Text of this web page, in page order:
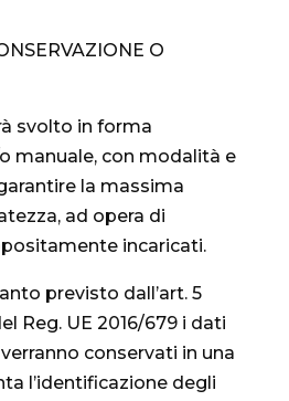
O
svolto in forma
manuale, con modalità e
la massima
ad opera di
incaricati.
previsto dall’art. 5
Reg. UE 2016/679 i dati
conservati in una
l’identificazione degli